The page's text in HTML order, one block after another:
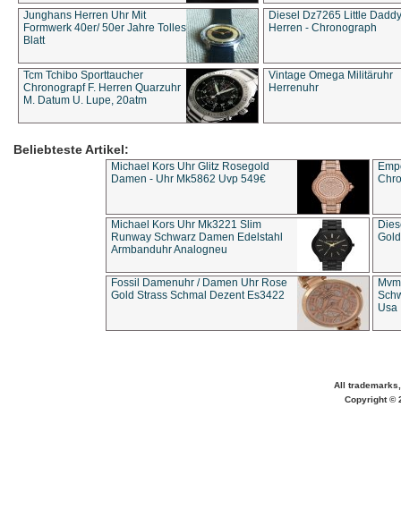
Junghans Herren Uhr Mit
Formwerk 40er/ 50er Jahre Tolles
Blatt
Diesel Dz7265 Little Daddy
Herren - Chronograph
Tcm Tchibo Sporttaucher
Chronograpf F. Herren Quarzuhr
M. Datum U. Lupe, 20atm
Vintage Omega Militäruhr
Herrenuhr
Beliebteste Artikel:
Michael Kors Uhr Glitz Rosegold
Damen - Uhr Mk5862 Uvp 549€
Michael Kors Uhr Mk3221 Slim
Runway Schwarz Damen Edelstahl
Armbanduhr Analogneu
Fossil Damenuhr / Damen Uhr Rose
Gold Strass Schmal Dezent Es3422
Usa
All
Copyright ©